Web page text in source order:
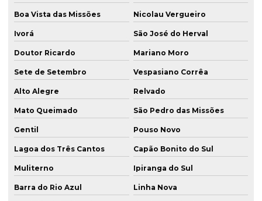
Boa Vista das Missões Nicolau Vergueiro
Ivorá São José do Herval
Doutor Ricardo Mariano Moro
Sete de Setembro Vespasiano Corrêa
Alto Alegre Relvado
Mato Queimado São Pedro das Missões
Gentil Pouso Novo
Lagoa dos Três Cantos Capão Bonito do Sul
Muliterno Ipiranga do Sul
Barra do Rio Azul Linha Nova